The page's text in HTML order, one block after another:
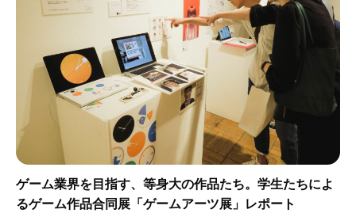
ゲーム業界を目指す、等身大の作品たち。学生たちによ
るゲーム作品合同展「ゲームアーツ展」レポート